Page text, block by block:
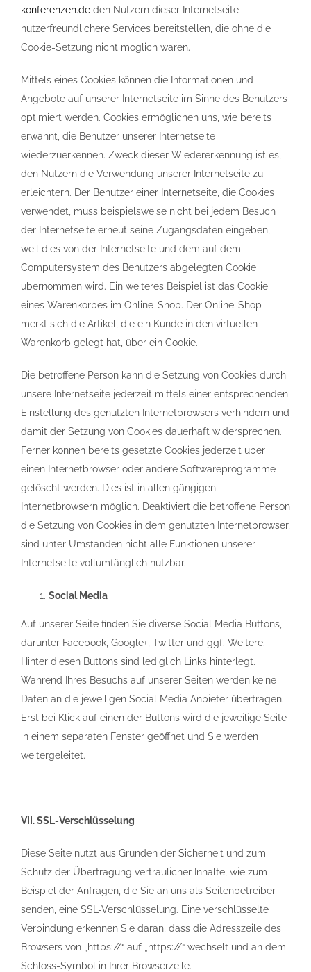
konferenzen.de den Nutzern dieser Internetseite
nutzerfreundlichere Services bereitstellen, die ohne die
Cookie-Setzung nicht möglich wären.
Mittels eines Cookies können die Informationen und
Angebote auf unserer Internetseite im Sinne des Benutzers
optimiert werden. Cookies ermöglichen uns, wie bereits
erwähnt, die Benutzer unserer Internetseite
wiederzuerkennen. Zweck dieser Wiedererkennung ist es,
den Nutzern die Verwendung unserer Internetseite zu
erleichtern. Der Benutzer einer Internetseite, die Cookies
verwendet, muss beispielsweise nicht bei jedem Besuch
der Internetseite erneut seine Zugangsdaten eingeben,
weil dies von der Internetseite und dem auf dem
Computersystem des Benutzers abgelegten Cookie
übernommen wird. Ein weiteres Beispiel ist das Cookie
eines Warenkorbes im Online-Shop. Der Online-Shop
merkt sich die Artikel, die ein Kunde in den virtuellen
Warenkorb gelegt hat, über ein Cookie.
Die betroffene Person kann die Setzung von Cookies durch
unsere Internetseite jederzeit mittels einer entsprechenden
Einstellung des genutzten Internetbrowsers verhindern und
damit der Setzung von Cookies dauerhaft widersprechen.
Ferner können bereits gesetzte Cookies jederzeit über
einen Internetbrowser oder andere Softwareprogramme
gelöscht werden. Dies ist in allen gängigen
Internetbrowsern möglich. Deaktiviert die betroffene Person
die Setzung von Cookies in dem genutzten Internetbrowser,
sind unter Umständen nicht alle Funktionen unserer
Internetseite vollumfänglich nutzbar.
Social Media
Auf unserer Seite finden Sie diverse Social Media Buttons,
darunter Facebook, Google+, Twitter und ggf. Weitere.
Hinter diesen Buttons sind lediglich Links hinterlegt.
Während Ihres Besuchs auf unserer Seiten werden keine
Daten an die jeweiligen Social Media Anbieter übertragen.
Erst bei Klick auf einen der Buttons wird die jeweilige Seite
in einem separaten Fenster geöffnet und Sie werden
weitergeleitet.
VII. SSL-Verschlüsselung
Diese Seite nutzt aus Gründen der Sicherheit und zum
Schutz der Übertragung vertraulicher Inhalte, wie zum
Beispiel der Anfragen, die Sie an uns als Seitenbetreiber
senden, eine SSL-Verschlüsselung. Eine verschlüsselte
Verbindung erkennen Sie daran, dass die Adresszeile des
Browsers von „https://“ auf „https://“ wechselt und an dem
Schloss-Symbol in Ihrer Browserzeile.